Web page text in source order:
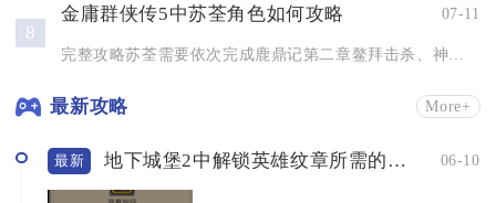
8
金庸群侠传5中苏荃角色如何攻略 07-11
完整攻略苏荃需要依次完成鹿鼎记第二章鳌拜击杀、神龙岛线索收集...
最新攻略 More+
最新 地下城堡2中解锁英雄纹章所需的步骤是什么 06-10